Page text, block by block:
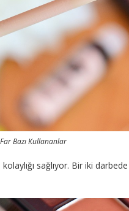
Bazı Kullananlar
sağlıyor. Bir iki